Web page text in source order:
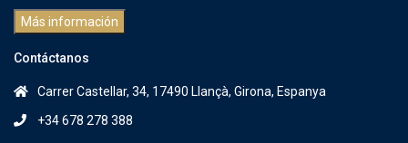
Más información
Contáctanos
Carrer Castellar, 34, 17490 Llançà, Girona, Espanya
+34 678 278 388